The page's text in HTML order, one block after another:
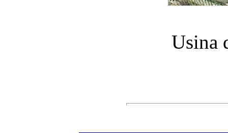
Usina